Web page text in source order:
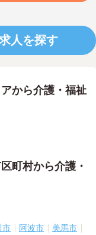
人を探す
から介護・福祉
町村から介護・
市 阿波市
美馬市